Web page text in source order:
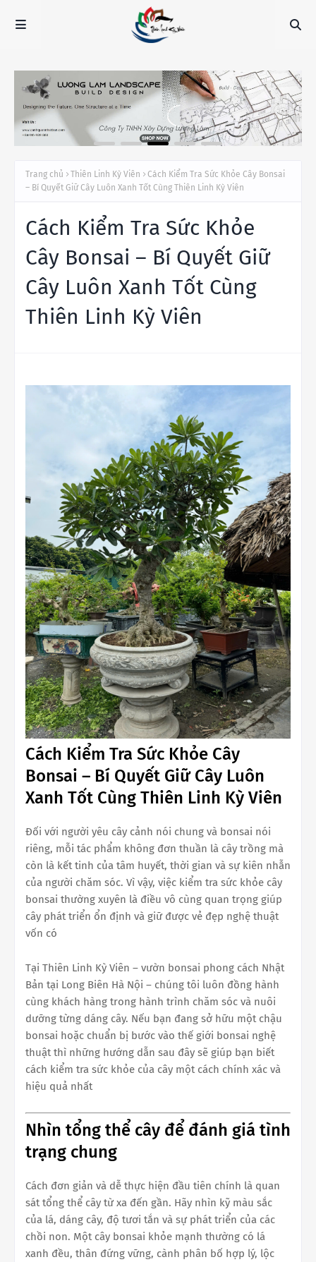
Trang chủ Thiên Linh Kỳ Viên
Cách Kiểm Tra Sức Khỏe Cây Bonsai
– Bí Quyết Giữ Cây Luôn Xanh Tốt Cùng Thiên Linh Kỳ Viên
Cách Kiểm Tra Sức Khỏe
Cây Bonsai – Bí Quyết Giữ
Cây Luôn Xanh Tốt Cùng
Thiên Linh Kỳ Viên
Cách Kiểm Tra Sức Khỏe Cây
Bonsai – Bí Quyết Giữ Cây Luôn
Xanh Tốt Cùng Thiên Linh Kỳ Viên
Đối với người yêu cây cảnh nói chung và bonsai nói
riêng, mỗi tác phẩm không đơn thuần là cây trồng mà
còn là kết tinh của tâm huyết, thời gian và sự kiên nhẫn
của người chăm sóc. Vì vậy, việc kiểm tra sức khỏe cây
bonsai thường xuyên là điều vô cùng quan trọng giúp
cây phát triển ổn định và giữ được vẻ đẹp nghệ thuật
vốn có
Tại Thiên Linh Kỳ Viên – vườn bonsai phong cách Nhật
Bản tại Long Biên Hà Nội – chúng tôi luôn đồng hành
cùng khách hàng trong hành trình chăm sóc và nuôi
dưỡng từng dáng cây. Nếu bạn đang sở hữu một chậu
bonsai hoặc chuẩn bị bước vào thế giới bonsai nghệ
thuật thì những hướng dẫn sau đây sẽ giúp bạn biết
cách kiểm tra sức khỏe của cây một cách chính xác và
hiệu quả nhất
Nhìn tổng thể cây để đánh giá tình
trạng chung
Cách đơn giản và dễ thực hiện đầu tiên chính là quan
sát tổng thể cây từ xa đến gần. Hãy nhìn kỹ màu sắc
của lá, dáng cây, độ tươi tắn và sự phát triển của các
chồi non. Một cây bonsai khỏe mạnh thường có lá
xanh đều, thân đứng vững, cành phân bố hợp lý, lộc